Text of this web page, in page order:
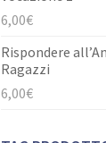
6,00€
Rispondere
Ragazzi
6,00€